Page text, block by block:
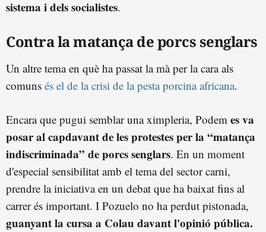
sistema i dels socialistes.
Contra la matança de porcs senglars
Un altre tema en què ha passat la mà per la cara als
comuns és el de la crisi de la pesta porcina africana.
Encara que pugui semblar una ximpleria, Podem es va
posar al capdavant de les protestes per la “matança
indiscriminada” de porcs senglars. En un moment
d'especial sensibilitat amb el tema del sector carni,
prendre la iniciativa en un debat que ha baixat fins al
carrer és important. I Pozuelo no ha perdut pistonada,
guanyant la cursa a Colau davant l'opinió pública.